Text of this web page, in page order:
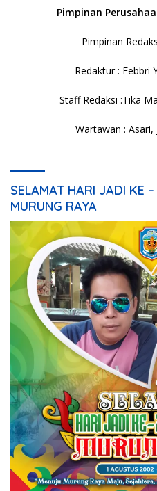
Pimpinan
Pimpinan
Redaktur : Febbri
Staff Redaksi :Tika
Wartawan : Asari,
SELAMAT HARI JADI KE
MURUNG RAYA